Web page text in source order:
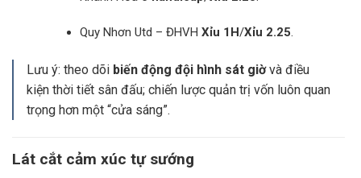
Quy Nhơn Utd – ĐHVH Xỉu 1H/Xỉu 2.25
Lưu ý: theo dõi biến động đội hình sát giờvà điều
kiện thời tiết sân đấu; chiến lược quản trị vốn luôn quan
trọng hơn một “cửa sáng”.
Lát cắt cảm xúc tự sướng